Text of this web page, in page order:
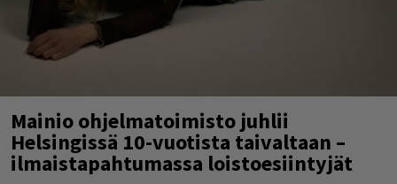
Mainio ohjelmatoimisto juhlii
Helsingissä 10-vuotista taivaltaan –
ilmaistapahtumassa loistoesiintyjät